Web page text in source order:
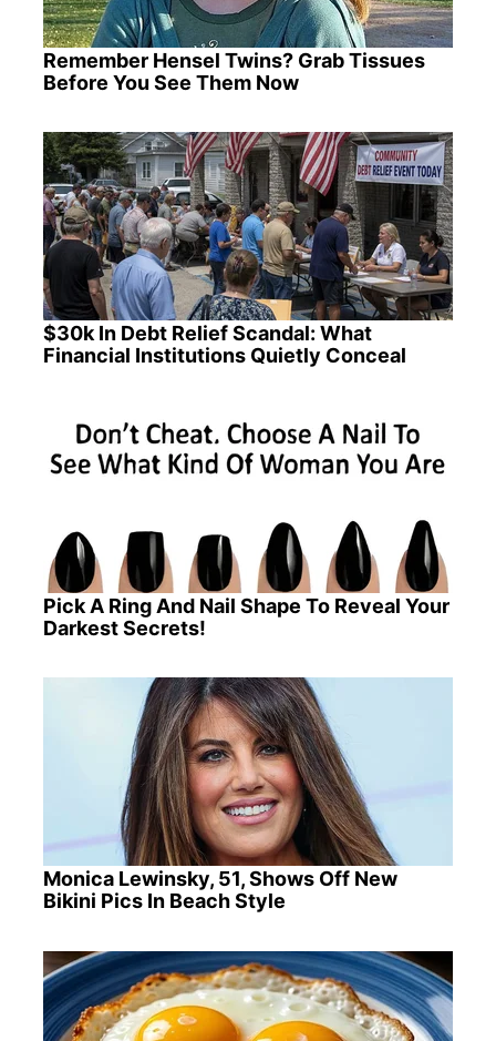
Remember Hensel Twins? Grab Tissues
Before You See Them Now
$30k In Debt Relief Scandal: What
Financial Institutions Quietly Conceal
Pick A Ring And Nail Shape To Reveal Your
Darkest Secrets!
Monica Lewinsky, 51, Shows Off New
Bikini Pics In Beach Style